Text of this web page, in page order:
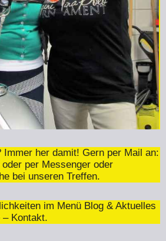
Immer her damit! Gern per Mail an:
oder per Messenger oder
bei unseren Treffen.
im Menü Blog & Aktuelles
Kontakt.